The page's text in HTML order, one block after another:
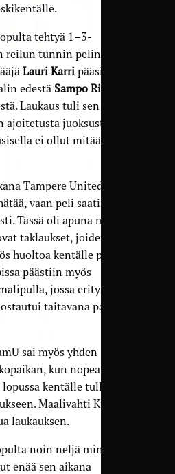
tehtyä 1–3-
reilun tunnin pelin jälkeen
Lauri Karripääsi
edestä Sampo Rintalan
Laukaus tuli sen verran
juoksusta, että
ei ollut mitään asiaa
Tampere Unitedilla ei
vaan peli saatiin
Tässä oli apuna myös
taklaukset, joiden
huoltoa kentälle pariinkin
päästiin myös
jossa erityisesti
taitavana pallon
sai myös yhden
kun nopea
kentälle tulleen
Maalivahti Kulmala
laukauksen.
noin neljä minuuttia,
enää sen aikana